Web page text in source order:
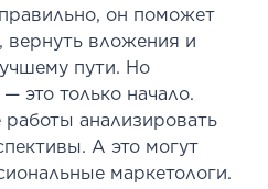
он поможет
вернуть вложения и
пути. Но
это только начало.
анализировать
А это могут
маркетологи.